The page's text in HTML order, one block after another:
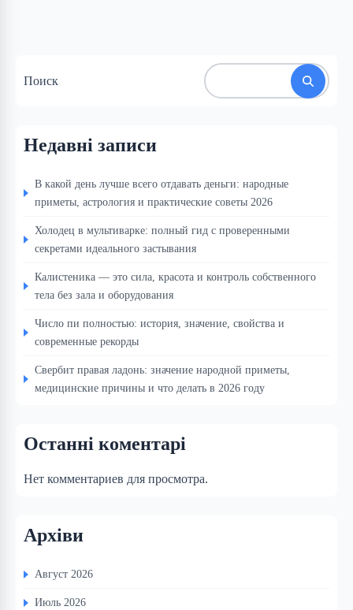
Поиск
Недавні записи
В какой день лучше всего отдавать деньги: народные
приметы, астрология и практические советы 2026
Холодец в мультиварке: полный гид с проверенными
секретами идеального застывания
Калистеника — это сила, красота и контроль собственного
тела без зала и оборудования
Число пи полностью: история, значение, свойства и
современные рекорды
Свербит правая ладонь: значение народной приметы,
медицинские причины и что делать в 2026 году
Останні коментарі
Нет комментариев для просмотра.
Архіви
Август 2026
Июль 2026